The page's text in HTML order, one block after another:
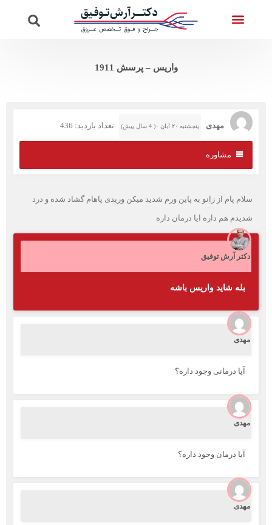
واریس – پرسش 1911
مهدی پنجشنبه ۲۰ آبان ۰( 4 سال پیش) تعداد بازدید: 436
مشاوره
سلام پام از زانو به پاین ورم شدید میکن وریدی پاهام گشاد شده و درد
شدیدم هم داره ایا درمان داره
دکتر آرش توفیق
بله شاید واریس باشه
مهدی
آیا درمانی وجود داره؟
مهدی
آیا درمان وجود داره؟
مهدی